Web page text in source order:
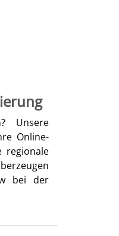
Unsere
Online-
regionale
bei der